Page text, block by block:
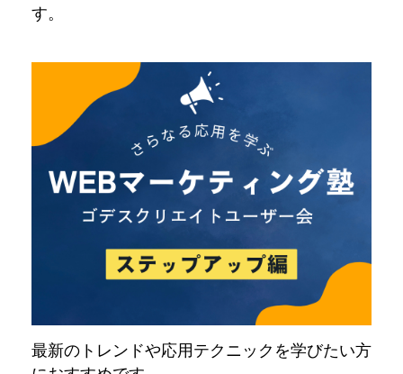
す。
最新のトレンドや応用テクニックを学びたい方